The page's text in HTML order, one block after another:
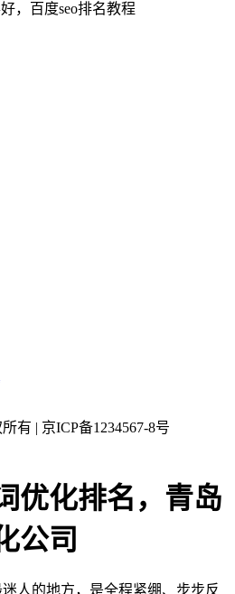
，百度seo排名教程
有 | 京ICP备1234567-8号
优化排名，青岛
公司
人的地方，是全程紧绷、步步反